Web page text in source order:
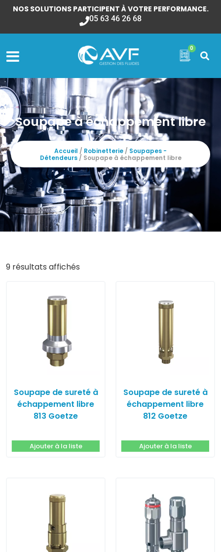
NOS SOLUTIONS PARTICIPENT À VOTRE PERFORMANCE.
05 63 46 26 68
0
Soupape à échappement libre
Accueil / Robinetterie / Soupapes -
Détendeurs/ Soupape à échappement libre
9 résultats affichés
Soupape de sureté à
échappement libre
813 Goetze
Ajouter à la liste
Soupape de sureté à
échappement libre
812 Goetze
Ajouter à la liste